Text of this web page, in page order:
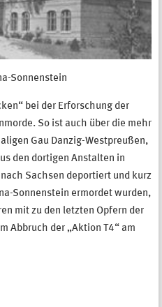
Sonnenstein
bei der Erforschung der
So ist auch über die mehr
Gau Danzig-Westpreußen,
den dortigen Anstalten in
Sachsen deportiert und kurz
Sonnenstein ermordet wurden,
mit zu den letzten Opfern der
Abbruch der „Aktion T4“ am